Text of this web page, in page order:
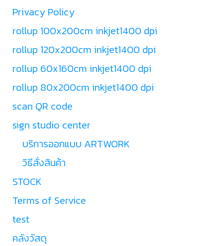
Privacy Policy
rollup 100x200cm inkjet1400 dpi
rollup 120x200cm inkjet1400 dpi
rollup 60x160cm inkjet1400 dpi
rollup 80x200cm inkjet1400 dpi
scan QR code
sign studio center
บริการออกแบบ ARTWORK
วิธีสั่งสินค้า
STOCK
Terms of Service
test
คลังวัสดุ